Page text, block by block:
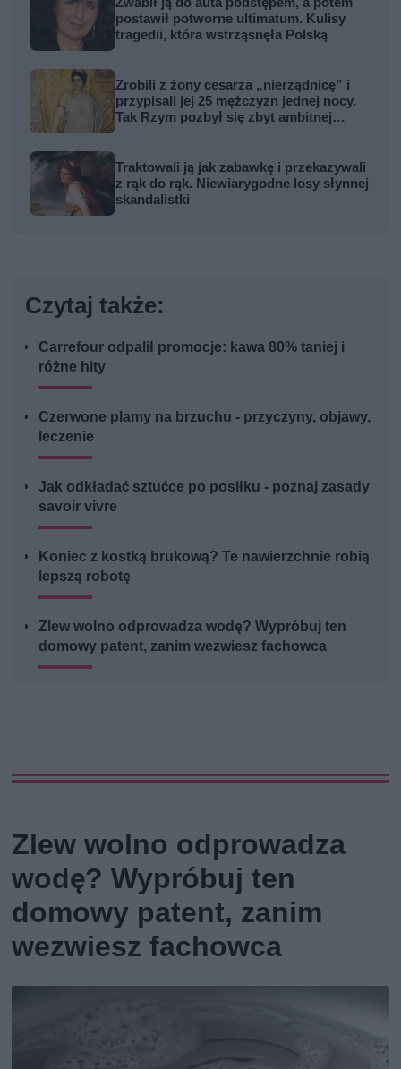
postawił potworne ultimatum. Kulisy
tragedii, która wstrząsnęła Polską
Zrobili z żony cesarza „nierządnicę” i
przypisali jej 25 mężczyzn jednej nocy.
Tak Rzym pozbył się zbyt ambitnej
Traktowali ją jak zabawkę i przekazywali
z rąk do rąk. Niewiarygodne losy słynnej
skandalistki
Czytaj także:
Carrefour odpalił promocje: kawa 80% taniej i
różne hity
Czerwone plamy na brzuchu - przyczyny, objawy,
leczenie
Jak odkładać sztućce po posiłku - poznaj zasady
savoir vivre
Koniec z kostką brukową? Te nawierzchnie robią
lepszą robotę
Zlew wolno odprowadza wodę? Wypróbuj ten
domowy patent, zanim wezwiesz fachowca
Zlew wolno odprowadza
wodę? Wypróbuj ten
domowy patent, zanim
wezwiesz fachowca